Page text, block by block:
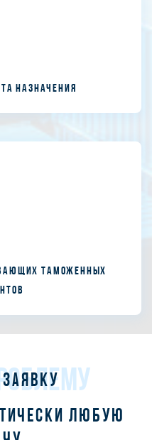
назначения
таможенных
любую